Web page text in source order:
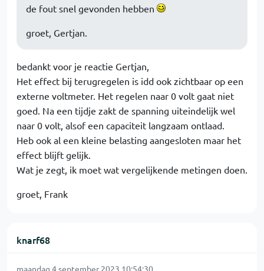
de fout snel gevonden hebben
groet, Gertjan.
bedankt voor je reactie Gertjan,
Het effect bij terugregelen is idd ook zichtbaar op een
externe voltmeter. Het regelen naar 0 volt gaat niet
goed. Na een tijdje zakt de spanning uiteindelijk wel
naar 0 volt, alsof een capaciteit langzaam ontlaad.
Heb ook al een kleine belasting aangesloten maar het
effect blijft gelijk.
Wat je zegt, ik moet wat vergelijkende metingen doen.
groet, Frank
knarf68
maandag 4 september 2023 10:54:30